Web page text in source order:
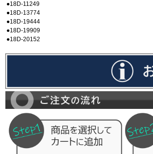
●18D-11249
●18D-13774
●18D-19444
●18D-19909
●18D-20152